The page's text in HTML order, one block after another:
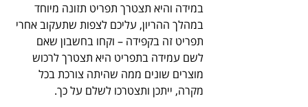
במידה והיא תצטרך תפריט תזונה מיוחד
במהלך ההריון, עליכם לצפות שתעקוב אחרי
תפריט זה בקפידה – וקחו בחשבון שאם
לשם עמידה בתפריט היא תצטרך לרכוש
מוצרים שונים ממה שהיתה צורכת בכל
מקרה, ייתכן ותצטרכו לשלם על כך.